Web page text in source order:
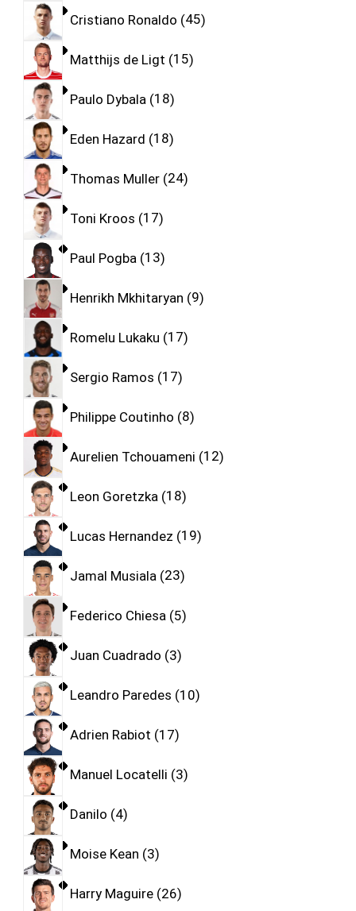
Cristiano Ronaldo 45
Matthijs de Ligt 15
Paulo Dybala 18
Eden Hazard 18
Thomas Muller 24
Toni Kroos 17
Paul Pogba 13
Henrikh Mkhitaryan 9
Romelu Lukaku 17
Sergio Ramos 17
Philippe Coutinho 8
Aurelien Tchouameni 12
Leon Goretzka 18
Lucas Hernandez 19
Jamal Musiala 23
Federico Chiesa 5
Juan Cuadrado 3
Leandro Paredes 10
Adrien Rabiot 17
Manuel Locatelli 3
Danilo 4
Moise Kean 3
Harry Maguire 26